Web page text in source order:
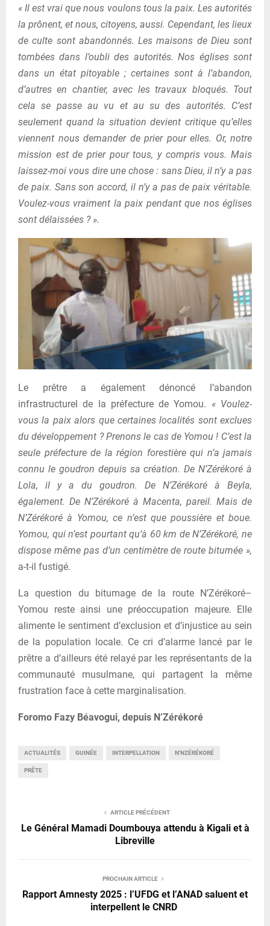
« Il est vrai que nous voulons tous la paix. Les autorités
la prônent, et nous, citoyens, aussi. Cependant, les lieux
de culte sont abandonnés. Les maisons de Dieu sont
tombées dans l’oubli des autorités. Nos églises sont
dans un état pitoyable ; certaines sont à l’abandon,
d’autres en chantier, avec les travaux bloqués. Tout
cela se passe au vu et au su des autorités. C’est
seulement quand la situation devient critique qu’elles
viennent nous demander de prier pour elles. Or, notre
mission est de prier pour tous, y compris vous. Mais
laissez-moi vous dire une chose : sans Dieu, il n’y a pas
de paix. Sans son accord, il n’y a pas de paix véritable.
Voulez-vous vraiment la paix pendant que nos églises
sont délaissées ? ».
Le prêtre a également dénoncé l’abandon
infrastructurel de la préfecture de Yomou. « Voulez-
vous la paix alors que certaines localités sont exclues
du développement ? Prenons le cas de Yomou ! C’est la
seule préfecture de la région forestière qui n’a jamais
connu le goudron depuis sa création. De N’Zérékoré à
Lola, il y a du goudron. De N’Zérékoré à Beyla,
également. De N’Zérékoré à Macenta, pareil. Mais de
N’Zérékoré à Yomou, ce n’est que poussière et boue.
Yomou, qui n’est pourtant qu’à 60 km de N’Zérékoré, ne
dispose même pas d’un centimètre de route bitumée »,
a-t-il fustigé.
La question du bitumage de la route N’Zérékoré–
Yomou reste ainsi une préoccupation majeure. Elle
alimente le sentiment d’exclusion et d’injustice au sein
de la population locale. Ce cri d’alarme lancé par le
prêtre a d’ailleurs été relayé par les représentants de la
communauté musulmane, qui partagent la même
frustration face à cette marginalisation.
Foromo Fazy Béavogui, depuis N’Zérékoré
ACTUALITÉS GUINÉE INTERPELLATION N'NZÉRÉKORÉ
PRÊTE
ARTICLE PRÉCÉDENT
Le Général Mamadi Doumbouya attendu à Kigali et à
Libreville
PROCHAIN ARTICLE
Rapport Amnesty 2025 : l’UFDG et l’ANAD saluent et
interpellent le CNRD